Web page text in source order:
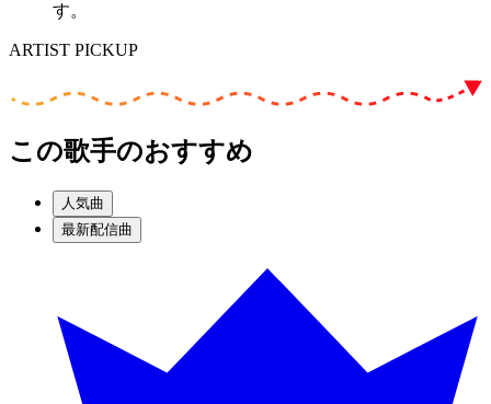
す。
ARTIST PICKUP
この歌手のおすすめ
人気曲
最新配信曲